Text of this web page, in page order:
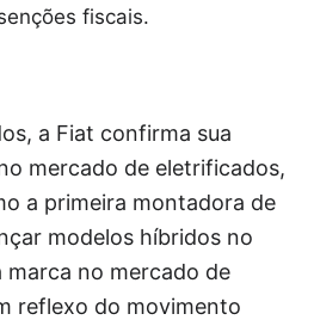
fiscais.
a Fiat confirma sua
mercado de eletrificados,
a primeira montadora de
modelos híbridos no
marca no mercado de
reflexo do movimento